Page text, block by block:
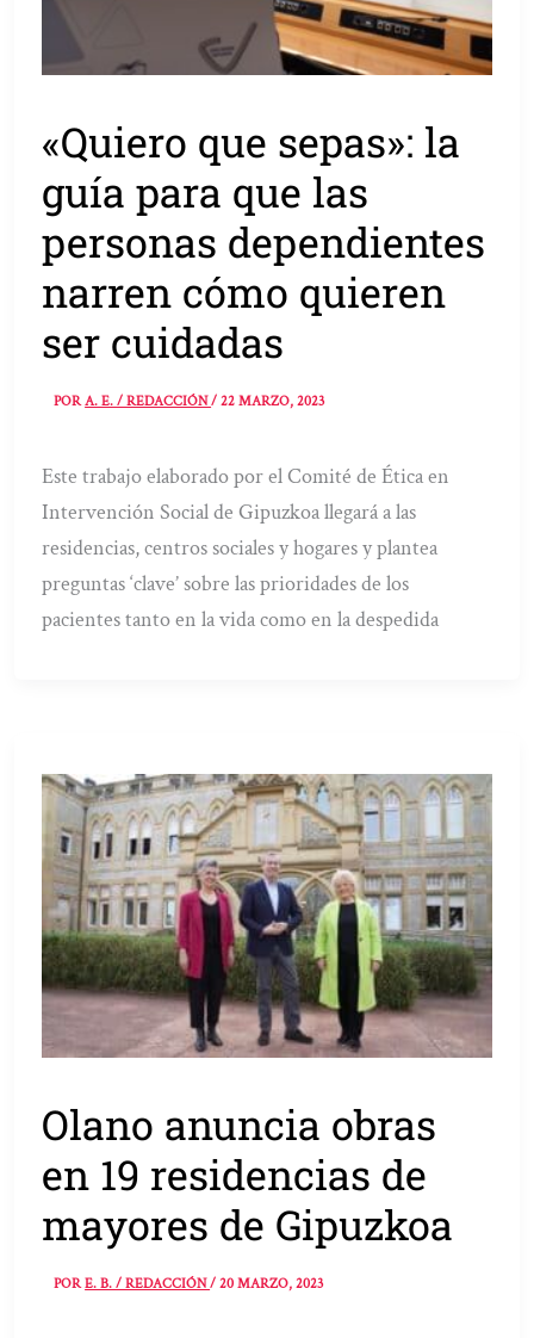
«Quiero que sepas»: la
guía para que las
personas dependientes
narren cómo quieren
ser cuidadas
PORA. E. / REDACCIÓN/22 MARZO, 2023
Este trabajo elaborado por el Comité de Ética en
Intervención Social de Gipuzkoa llegará a las
residencias, centros sociales y hogares y plantea
preguntas ‘clave’ sobre las prioridades de los
pacientes tanto en la vida como en la despedida
Olano anuncia obras
en 19 residencias de
mayores de Gipuzkoa
PORE. B. / REDACCIÓN/20 MARZO, 2023